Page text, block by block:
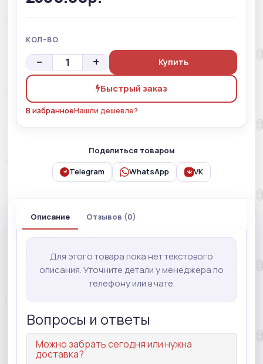
КОЛ-ВО
− + Купить
Быстрый заказ
В избранноеНашли дешевле?
Поделиться товаром
Telegram WhatsApp VK
Описание Отзывов (0)
Для этого товара пока нет текстового
описания. Уточните детали у менеджера по
телефону или в чате.
Вопросы и ответы
Можно забрать сегодня или нужна
доставка?